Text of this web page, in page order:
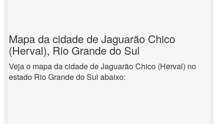
Mapa da cidade de Jaguarão Chico
(Herval), Rio Grande do Sul
Veja o mapa da cidade de Jaguarão Chico (Herval) no
estado Rio Grande do Sul abaixo: